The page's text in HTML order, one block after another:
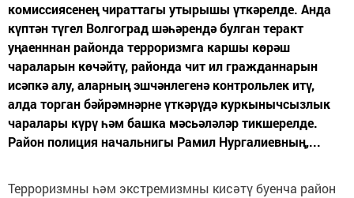
комиссиясенең чираттагы утырышы үткәрелде. Анда
күптән түгел Волгоград шәһәрендә булган теракт
уңаенннан районда терроризмга каршы көрәш
чараларын көчәйтү, районда чит ил гражданнарын
исәпкә алу, аларның эшчәнлегенә контрольлек итү,
алда торган бәйрәмнәрне үткәрүдә куркынычсызлык
чаралары күрү һәм башка мәсьәләләр тикшерелде.
Район полиция начальнигы Рамил Нургалиевның,...
Терроризмны һәм экстремизмны кисәтү буенча район